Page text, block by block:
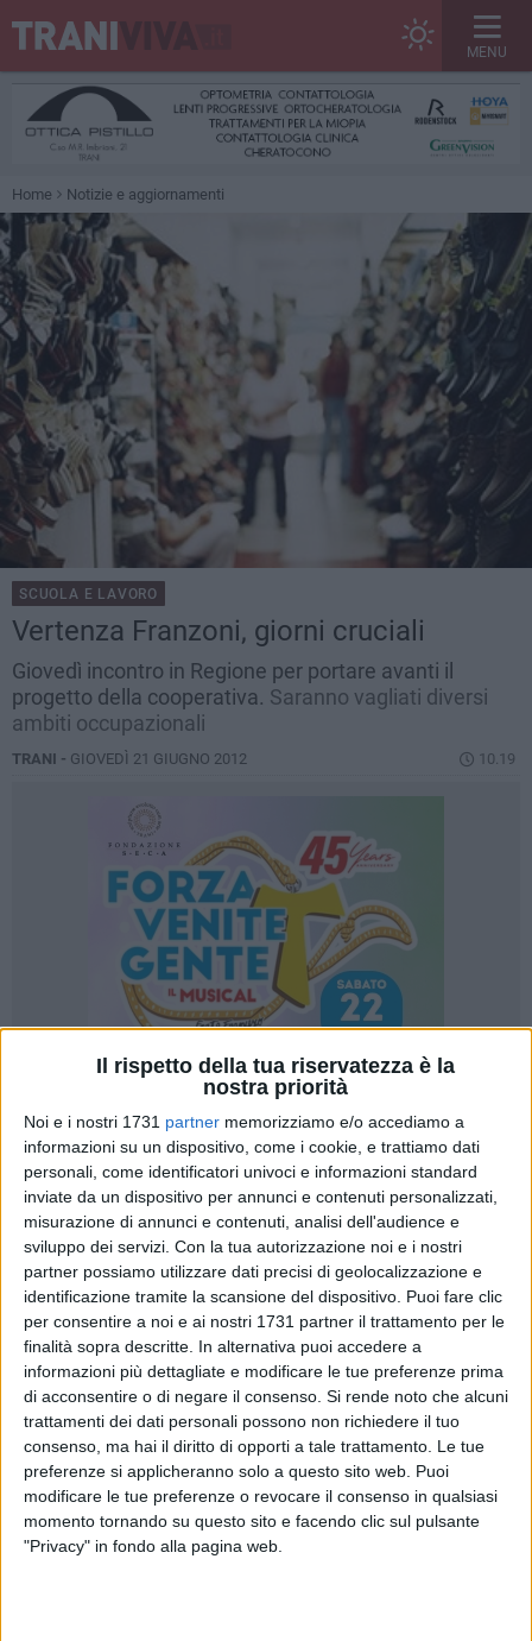
Il rispetto della tua riservatezza è la
nostra priorità
Noi e i nostri 1731 partner memorizziamo e/o accediamo a
informazioni su un dispositivo, come i cookie, e trattiamo dati
personali, come identificatori univoci e informazioni standard
inviate da un dispositivo per annunci e contenuti personalizzati,
misurazione di annunci e contenuti, analisi dell'audience e
sviluppo dei servizi. Con la tua autorizzazione noi e i nostri
partner possiamo utilizzare dati precisi di geolocalizzazione e
identificazione tramite la scansione del dispositivo. Puoi fare clic
per consentire a noi e ai nostri 1731 partner il trattamento per le
finalità sopra descritte. In alternativa puoi accedere a
informazioni più dettagliate e modificare le tue preferenze prima
di acconsentire o di negare il consenso. Si rende noto che alcuni
trattamenti dei dati personali possono non richiedere il tuo
consenso, ma hai il diritto di opporti a tale trattamento. Le tue
preferenze si applicheranno solo a questo sito web. Puoi
modificare le tue preferenze o revocare il consenso in qualsiasi
momento tornando su questo sito e facendo clic sul pulsante
"Privacy" in fondo alla pagina web.
MENU
Home Notizie e aggiornamenti
SCUOLA E LAVORO
Vertenza Franzoni, giorni cruciali
Giovedì incontro in Regione per portare avanti il
progetto della cooperativa. Saranno vagliati diversi
ambiti occupazionali
TRANI - GIOVEDÌ 21 GIUGNO 2012 10.19
Importante incontro giovedì in Regione per la vertenza
Franzoni di Trani. Si tratta di un ulteriore passo avanti verso
la nascita della cooperativa attraverso cui approfondire il
percorso di sostegno istituzionale e le possibilità operative
nel settore del lavoro privato e della raccolta differenziata.
A tal proposito la Uilta Uil ricorda l'uso gratuito di un
capannone e delle potenzialità di somministrazione di lavoro
della nascente cooperativa verso aziende private offerte
come impegno da un importante studio di consulenza
aziendale di Corato. Si farà il punto sulle altre due ipotesi di
sviluppo pervenute: il recupero di una cava prospiciente la